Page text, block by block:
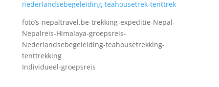
foto’s-nepaltravel.be-trekking-expeditie-Nepal-
Nepalreis-Himalaya-groepsreis-
Nederlandsebegeleiding-teahousetrekking-
tenttrekking
Individueel-groepsreis